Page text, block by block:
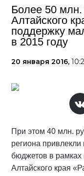
Более 50
Алтайского
поддержку
в 2015 году
20 января 2016,
При этом 40 млн.
региона
бюджетов в рамках
Алтайского края